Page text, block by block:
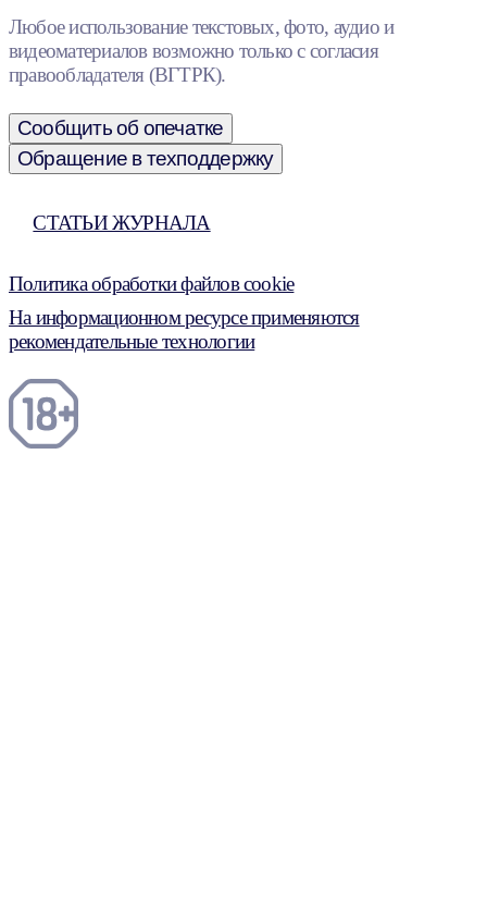
Любое использование текстовых, фото, аудио и
видеоматериалов возможно только с согласия
правообладателя (ВГТРК).
Сообщить об опечатке
Обращение в техподдержку
СТАТЬИ ЖУРНАЛА
Политика обработки файлов cookie
На информационном ресурсе применяются
рекомендательные технологии